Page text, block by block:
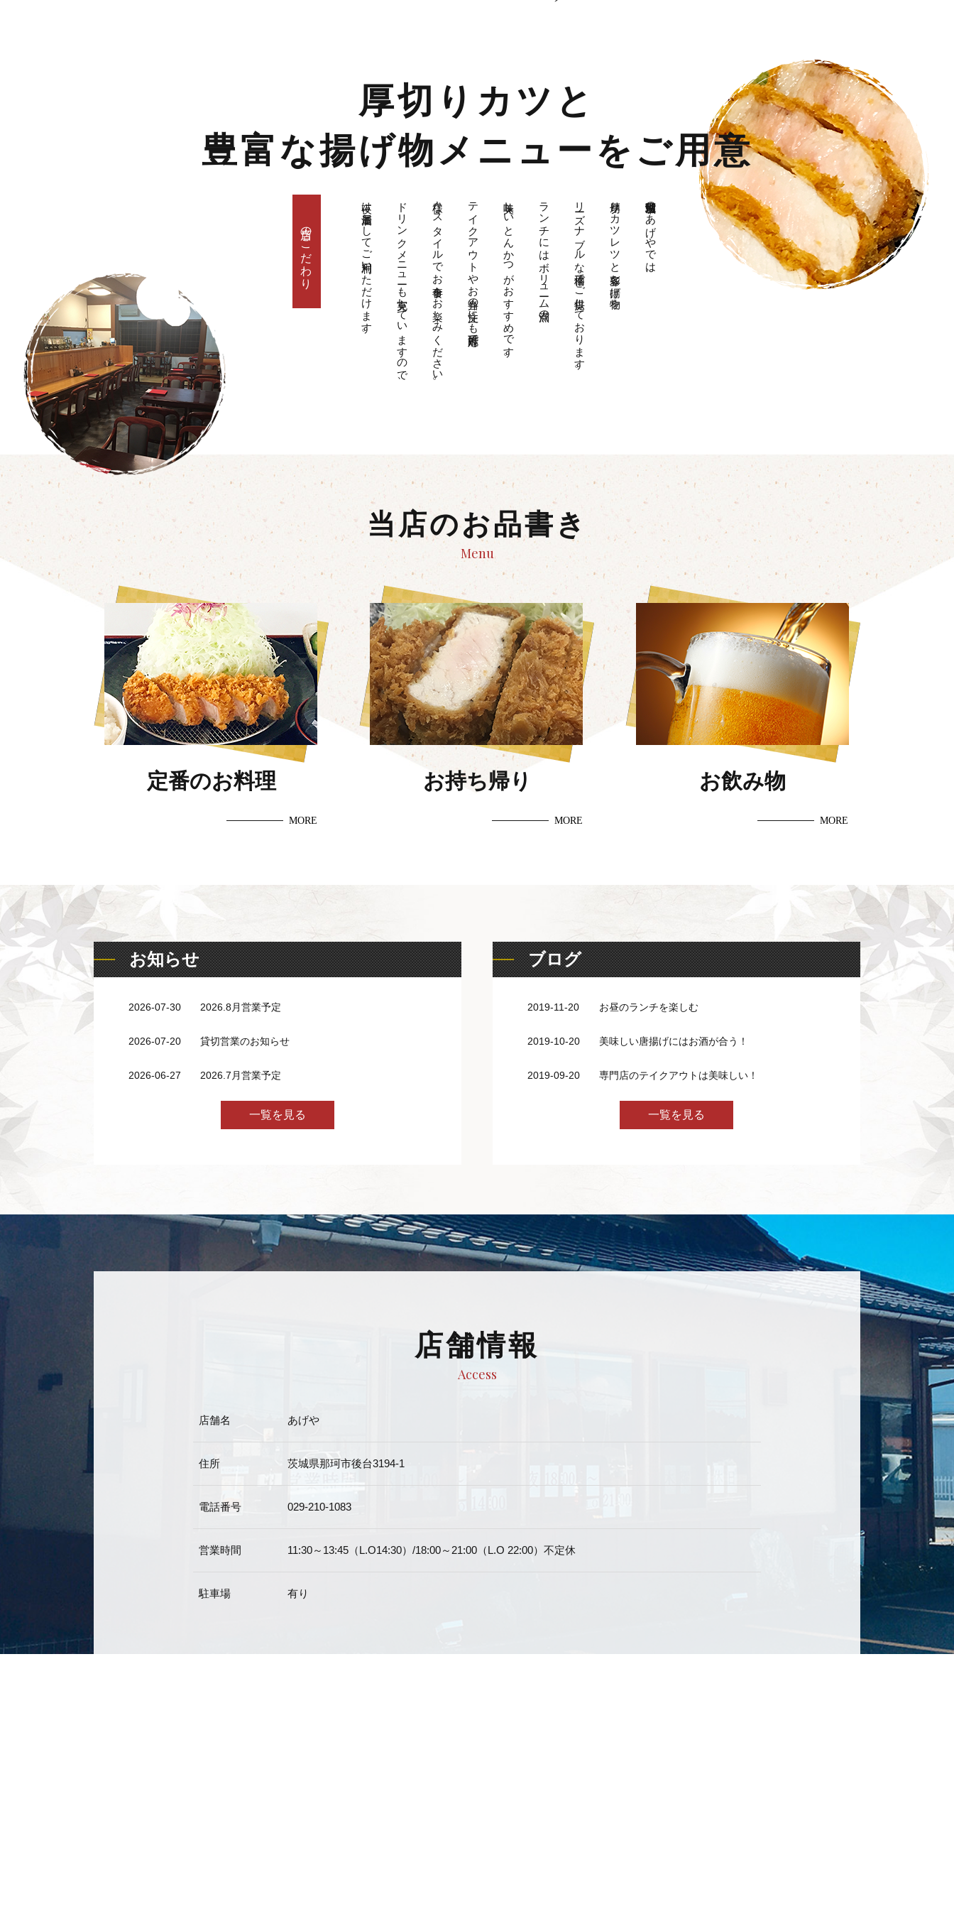
厚切りカツと
豊富な揚げ物メニューをご用意
茨城県那珂市のあげやでは、
厚切りカツレツと多彩な揚げ物を
リーズナブルな価格でご提供しております。
ランチにはボリューム満点の
美味しいとんかつがおすすめです。
テイクアウトやお弁当の注文にも対応可能で、
様々なスタイルでお食事をお楽しみください。
ドリンクメニューも充実していますので、
夜は居酒屋としてご利用いただけます。
当店のこだわり
当店のお品書き
Menu
定番のお料理
MORE
お持ち帰り
MORE
お飲み物
MORE
お知らせ
2026-07-30 2026.8月営業予定
2026-07-20 貸切営業のお知らせ
2026-06-27 2026.7月営業予定
一覧を見る
ブログ
2019-11-20 お昼のランチを楽しむ
2019-10-20 美味しい唐揚げにはお酒が合う！
2019-09-20 専門店のテイクアウトは美味しい！
一覧を見る
店舗情報
Access
店舗名 あげや
住所 茨城県那珂市後台3194-1
電話番号 029-210-1083
営業時間 11:30～13:45（L.O14:30）/18:00～21:00（L.O 22:00）不定休
駐車場 有り